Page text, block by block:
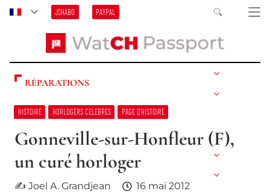
JSHABO PAYPAL
RÉPARATIONS
HISTOIRE HORLOGERS CELEBRES PAGE D’HISTOIRE
Gonneville-sur-Honfleur (F),
un curé horloger
✍ Joel A. Grandjean
16 mai 2012